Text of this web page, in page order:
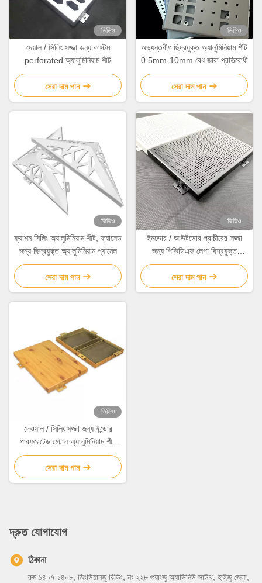
ভিডিও
দেয়াল / সিলিং সজ্জা জন্য কাস্টম
perforated অ্যালুমিনিয়াম শীট
সেরা দাম পান
ভিডিও
অভ্যন্তরীণ ছিদ্রযুক্ত অ্যালুমিনিয়াম শীট
0.5mm-10mm বেধ জারা প্রতিরোধী
সেরা দাম পান
ভিডিও
ফ্যাশন সিলিং অ্যালুমিনিয়াম শীট, ফ্যাসেড
জন্য ছিদ্রযুক্ত অ্যালুমিনিয়াম প্যানেল
সেরা দাম পান
ভিডিও
ইনডোর / আউটডোর প্রাচীরের সজ্জা
জন্য পিভিডিএফ লেপা ছিদ্রযুক্ত
অ্যালুমিনিয়াম শীট
সেরা দাম পান
ভিডিও
দেওয়াল / সিলিং সজ্জা জন্য ইন্ডোর
পারফরেটেড মেটাল অ্যালুমিনিয়াম শীট
0.5mm-6mm
সেরা দাম পান
দ্রুত যোগাযোগ
ঠিকানা
রুম ১৪০৭-১৪০৮, জিংডিয়ানজু বিল্ডিং, নং ২২৮ গুয়াংজু অ্যাভিনিউ সাউথ, হাইজু জেলা,